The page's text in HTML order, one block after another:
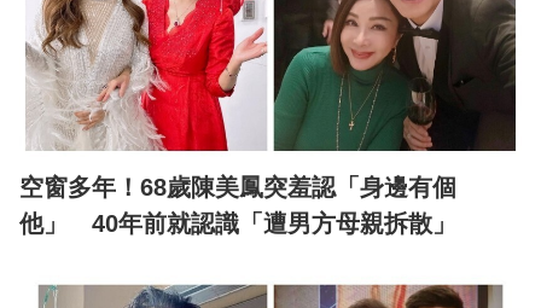
空窗多年！68歲陳美鳳突羞認「身邊有個
他」 40年前就認識「遭男方母親拆散」